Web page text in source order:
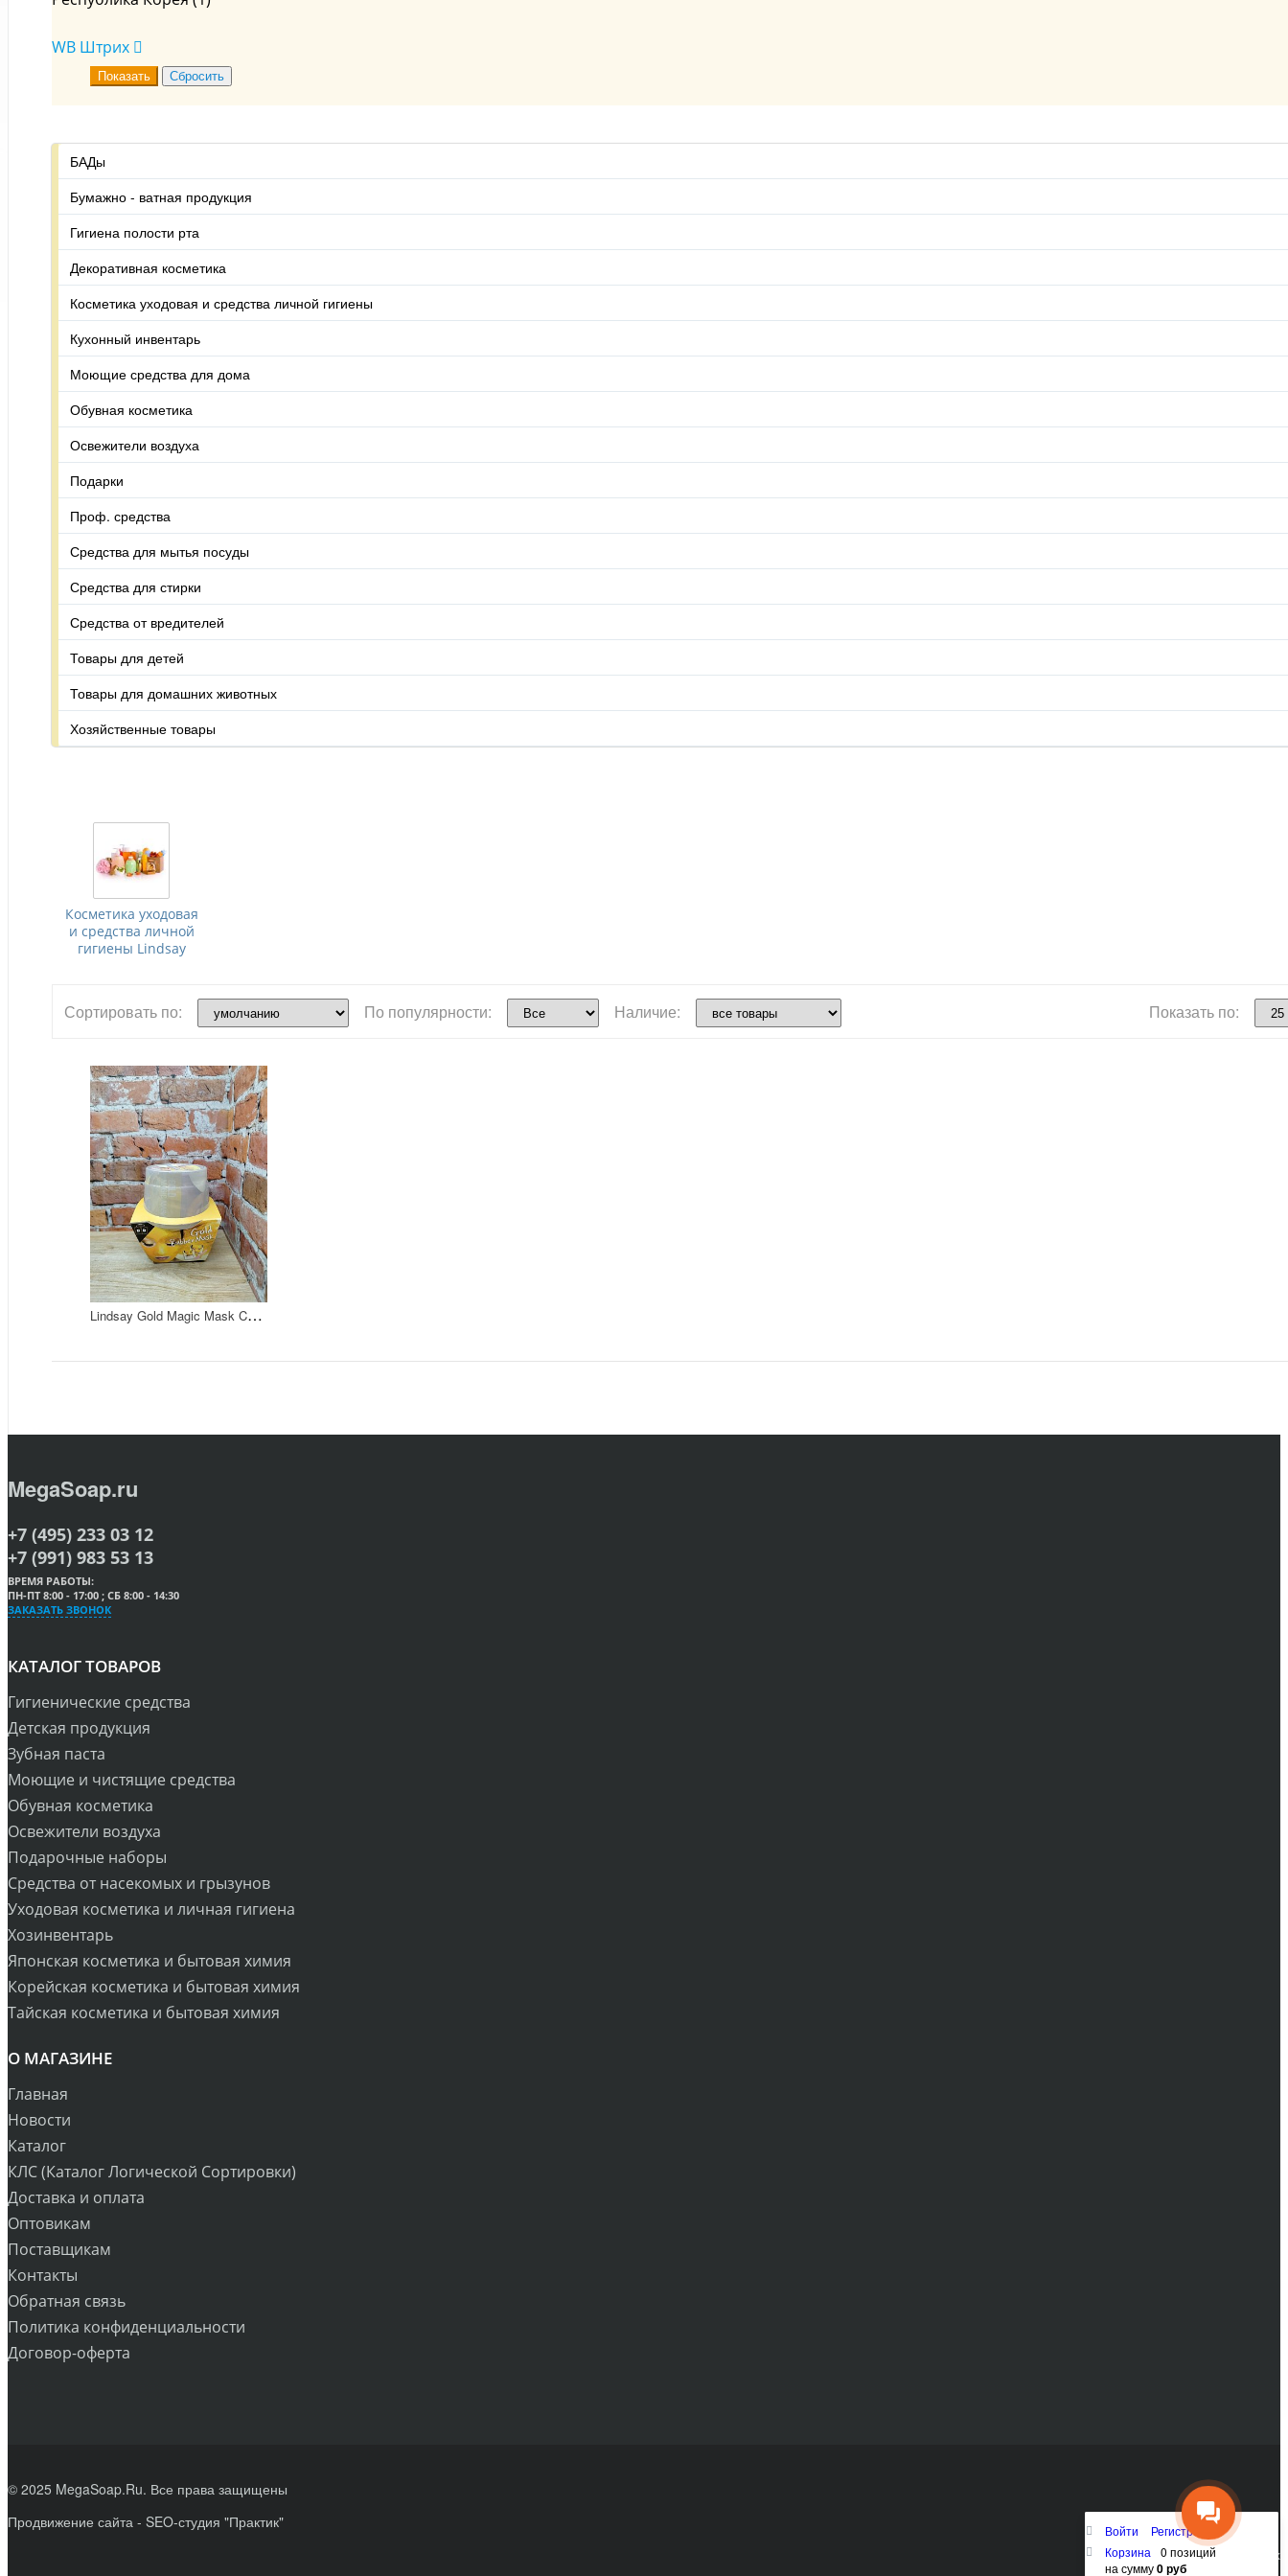
Маски (1)
WB Штрих
БАДы
Бумажно - ватная продукция
Гигиена полости рта
Декоративная косметика
Косметика уходовая и средства личной гигиены
Кухонный инвентарь
Моющие средства для дома
Обувная косметика
Освежители воздуха
Подарки
Проф. средства
Средства для мытья посуды
Средства для стирки
Средства от вредителей
Товары для детей
Товары для домашних животных
Хозяйственные товары
Косметика уходовая
и средства личной
гигиены Lindsay
Сортировать по: По популярности: Наличие: Показать по:
L
indsay Gold Magic Mask Cup Pack Альгинатная маска для лица с золотом 72 гр
MegaSoap.ru
+7 (495) 233 03 12
+7 (991) 983 53 13
ВРЕМЯ РАБОТЫ:
ПН-ПТ 8:00 - 17:00 ; СБ 8:00 - 14:30
ЗАКАЗАТЬ ЗВОНОК
КАТАЛОГ ТОВАРОВ
Гигиенические средства
Детская продукция
Зубная паста
Моющие и чистящие средства
Обувная косметика
Освежители воздуха
Подарочные наборы
Средства от насекомых и грызунов
Уходовая косметика и личная гигиена
Хозинвентарь
Японская косметика и бытовая химия
Корейская косметика и бытовая химия
Тайская косметика и бытовая химия
О МАГАЗИНЕ
Главная
Новости
Каталог
КЛС (Каталог Логической Сортировки)
Доставка и оплата
Оптовикам
Поставщикам
Контакты
Обратная связь
Политика конфиденциальности
Договор-оферта
© 2025 MegaSoap.Ru. Все права защищены
Продвижение сайта - SEO-студия "Практик"
Наверх
Войти
Регистрация
Корзина
0 позиций
на сумму0 руб